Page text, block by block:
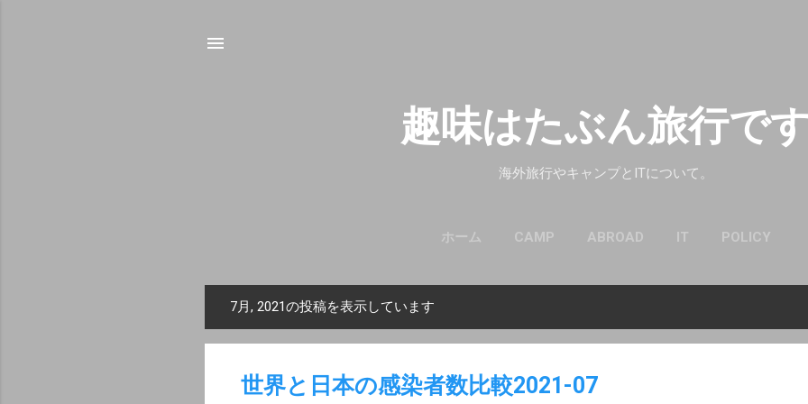
趣味はたぶん旅行で
海外旅行やキャンプとITについて。
ホーム CAMP ABROAD IT POLICY
稿
7月, 2021の投稿を表示しています
世界と日本の感染者数比較2021-07